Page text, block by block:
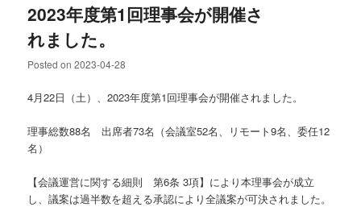
2023年度第1回理事会が開催さ
れました。
Posted on2023-04-28
4月22日（土）、2023年度第1回理事会が開催されました。
理事総数88名 出席者73名（会議室52名、リモート9名、委任12
名）
【会議運営に関する細則 第6条 3項】により本理事会が成立
し、議案は過半数を超える承認により全議案が可決されました。